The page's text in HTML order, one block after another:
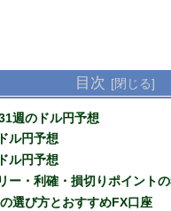
目次
週のドル円予想
ル円予想
ル円予想
ー・利確・損切りポイント
選び方とおすすめFX口座